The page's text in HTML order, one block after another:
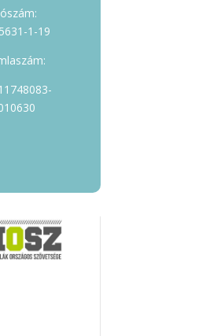
1-19